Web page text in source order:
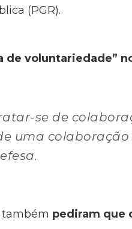
(PGR).
de voluntariedade”
se de
uma
também pediram que